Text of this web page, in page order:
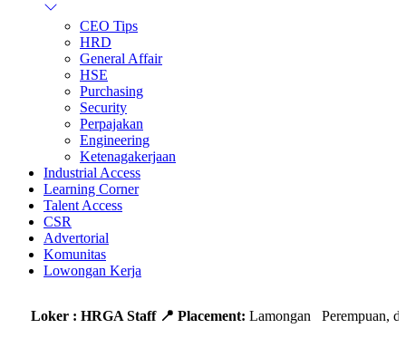
CEO Tips
HRD
General Affair
HSE
Purchasing
Security
Perpajakan
Engineering
Ketenagakerjaan
Industrial Access
Learning Corner
Talent Access
CSR
Advertorial
Komunitas
Lowongan Kerja
Loker : HRGA Staff📍 Placement:Lamongan Perempuan,